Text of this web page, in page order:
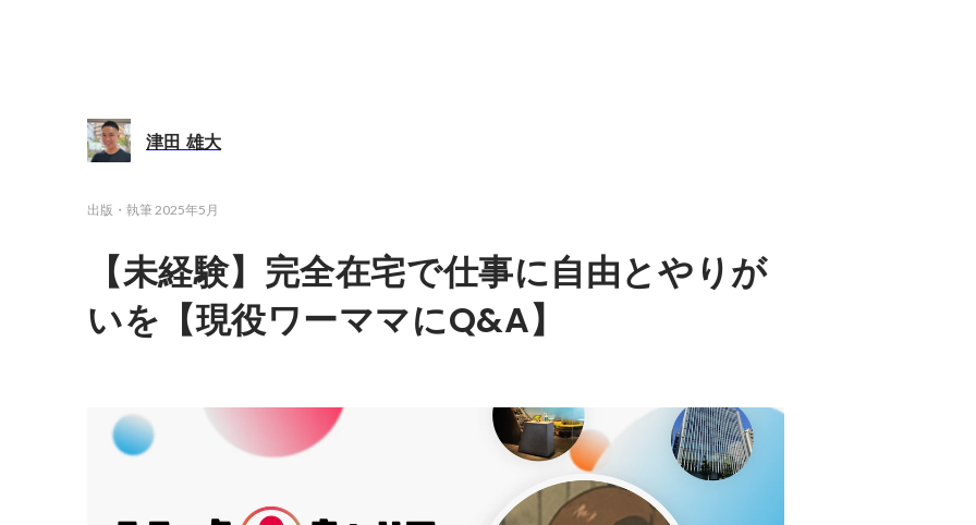
津田 雄大
出版・執筆2025年5月
【未経験】完全在宅で仕事に自由とやりが
いを【現役ワーママにQ&A】